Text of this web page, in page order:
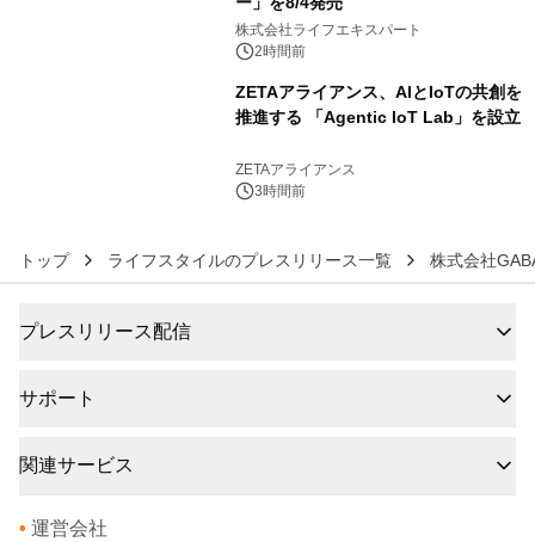
株式会社ライフエキスパート
2時間前
ZETAアライアンス、AIとIoTの共創を
推進する 「Agentic IoT Lab」を設立
ZETAアライアンス
3時間前
トップ ライフスタイルのプレスリリース一覧 株式会社
プレスリリース配信
サポート
関連サービス
• 運営会社